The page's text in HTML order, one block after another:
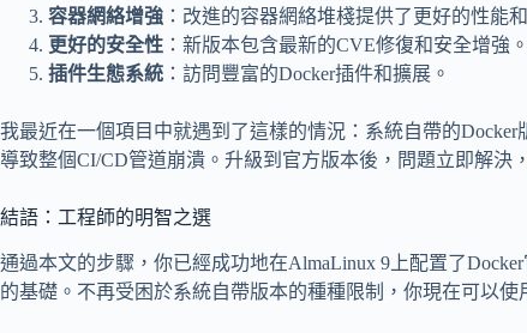
容器網絡增強 ：改進的容器網絡堆棧提供了更好的性能
更好的安全性 ：新版本包含最新的CVE修復和安全增強。
插件生態系統 ：訪問豐富的Docker插件和擴展。
我最近在一個項目中就遇到了這樣的情況：系統自帶的Docker
導致整個CI/CD管道崩潰。升級到官方版本後，問題立即解決
結語：工程師的明智之選
通過本文的步驟，你已經成功地在AlmaLinux 9上配置了
的基礎。不再受困於系統自帶版本的種種限制，你現在可以使